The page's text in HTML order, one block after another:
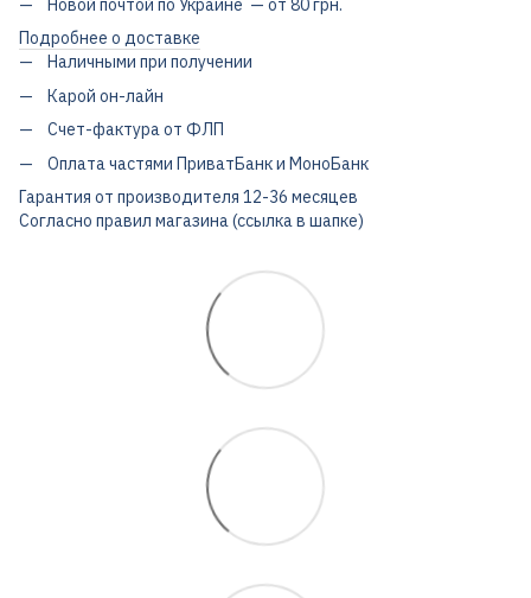
Новой почтой по Украине — от 80 грн.
Подробнее о доставке
Наличными при получении
Карой он-лайн
Счет-фактура от ФЛП
Оплата частями ПриватБанк и МоноБанк
Гарантия от производителя 12-36 месяцев
Согласно правил магазина (ссылка в шапке)